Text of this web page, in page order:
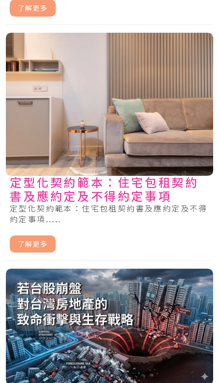
了解更多
定型化契約範本：住宅包租契約
書及應約定及不得約定事項
定型化契約範本：住宅包租契約書及應約定及不得
約定事項.....
了解更多